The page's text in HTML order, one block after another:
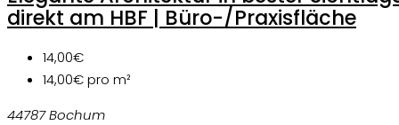
direkt am HBF | Büro-/Praxisfläche
14,00€
14,00€pro m²
44787 Bochum